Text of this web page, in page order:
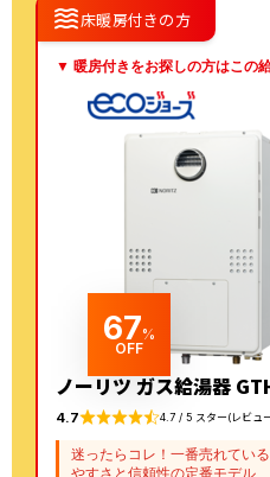
waves床暖房付きの方
▼ 暖房付きをお探しの方はこの
67%
OFF
ノーリツ ガス給湯器
4.7 4.7 / 5 スター(レビュ
迷ったらコレ！一番売れてい